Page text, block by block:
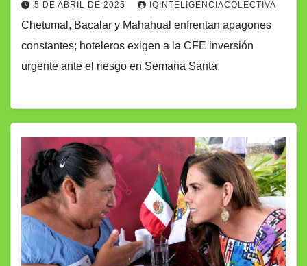
5 DE ABRIL DE 2025 IQINTELIGENCIACOLECTIVA
Chetumal, Bacalar y Mahahual enfrentan apagones
constantes; hoteleros exigen a la CFE inversión
urgente ante el riesgo en Semana Santa.